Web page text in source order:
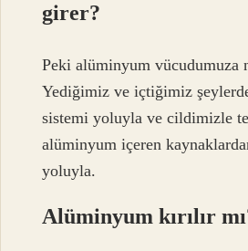
girer?
Peki alüminyum vücudumuza
Yediğimiz ve içtiğimiz
sistemi yoluyla ve cildimizle
alüminyum içeren
yoluyla.
Alüminyum kırılır